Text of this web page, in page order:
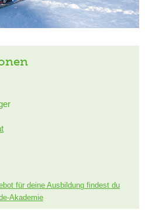
für deine Ausbildung findest du
Akademie